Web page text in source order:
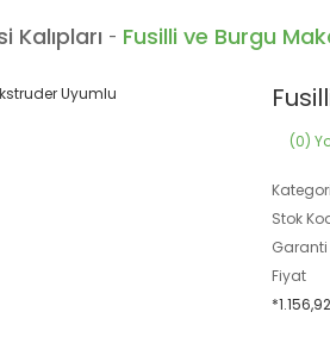
Kalıpları Fusilli ve Burgu
(0)
Kategori
Stok
Garanti
Fiyat